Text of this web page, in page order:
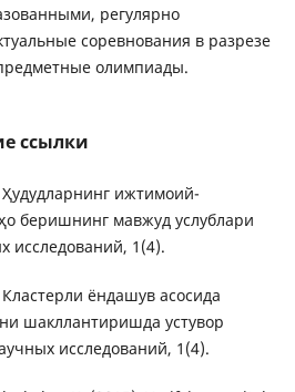
регулярно
соревнования в разрезе
олимпиады.
ссылки
ижтимоий-
беришнинг мавжуд услублари
исследований, 1(4).
ёндашув асосида
шакллантиришда устувор
исследований, 1(4).